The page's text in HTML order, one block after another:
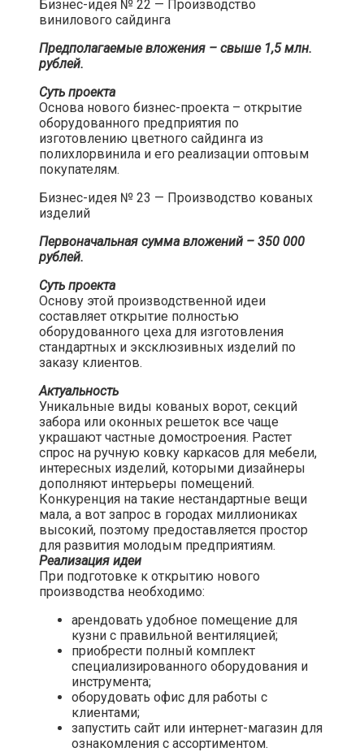
Бизнес-идея № 22 — Производство
винилового сайдинга​
Предполагаемые вложения – свыше 1,5 млн.
рублей.
Суть проекта
Основа нового бизнес-проекта – открытие
оборудованного предприятия по
изготовлению цветного сайдинга из
полихлорвинила и его реализации оптовым
покупателям.​
Бизнес-идея № 23 — Производство кованых
изделий​
Первоначальная сумма вложений – 350 000
рублей.
Суть проекта
Основу этой производственной идеи
составляет открытие полностью
оборудованного цеха для изготовления
стандартных и эксклюзивных изделий по
заказу клиентов.​
Актуальность
Уникальные виды кованых ворот, секций
забора или оконных решеток все чаще
украшают частные домостроения. Растет
спрос на ручную ковку каркасов для мебели,
интересных изделий, которыми дизайнеры
дополняют интерьеры помещений.
Конкуренция на такие нестандартные вещи
мала, а вот запрос в городах миллиониках
высокий, поэтому предоставляется простор
для развития молодым предприятиям.
Реализация идеи
При подготовке к открытию нового
производства необходимо:
арендовать удобное помещение для
кузни с правильной вентиляцией;
приобрести полный комплект
специализированного оборудования и
инструмента;
оборудовать офис для работы с
клиентами;
запустить сайт или интернет-магазин для
ознакомления с ассортиментом.